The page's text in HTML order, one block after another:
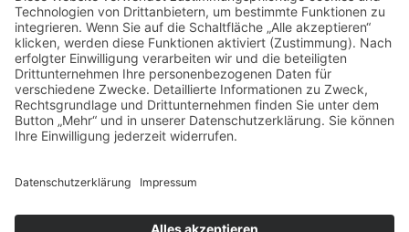
Gasstraße
Gasstraße
Foto: MG anders sehen